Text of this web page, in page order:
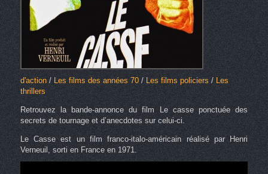
d'action/ Les films des années 70/Les films policiers/Les
thrillers
Retrouvez la bande-annonce du film Le casse ponctuée des
secrets de tournage et d’anecdotes sur celui-ci.
Le Casse est un film franco-italo-américain réalisé par Henri
Verneuil, sorti en France en 1971.